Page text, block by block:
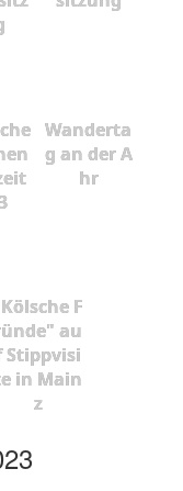
Wanderta
g an der A
hr
F
au
Stippvisi
in Main
z